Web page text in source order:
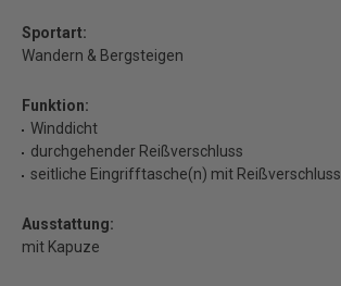
Sportart:
Wandern & Bergsteigen
Funktion:
Winddicht
durchgehender Reißverschluss
seitliche Eingrifftasche(n) mit Reißverschluss
Ausstattung:
mit Kapuze